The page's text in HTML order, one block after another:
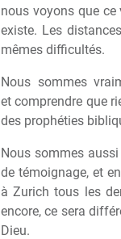
nous voyons que ce
existe. Les
mêmes difficultés.
Nous sommes
et comprendre que
des prophéties
Nous sommes
de témoignage, et
à Zurich tous les
encore, ce sera
Dieu.